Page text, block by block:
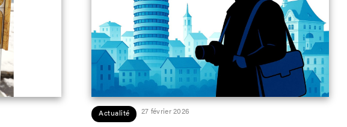
Actualité 27 février 2026